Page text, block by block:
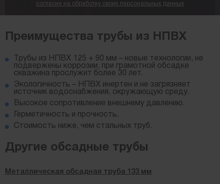
согласие на обработку своих персональных данных
Преимущества трубы из НПВХ
Трубы из НПВХ 125 + 90 мм – новые технологии, не
подвержены коррозии, при грамотной обсадке
скважина прослужит более 30 лет.
Экологичность – НПВХ инертен и не загрязняет
источник водоснабжения, окружающую среду.
Высокое сопротивление внешнему давлению.
Герметичность и прочность.
Стоимость ниже, чем стальных труб.
Другие обсадные трубы
Металлическая обсадная труба 133 мм